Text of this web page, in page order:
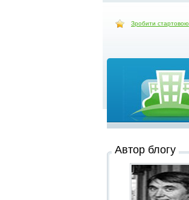
Зробити стартовою
Автор блогу